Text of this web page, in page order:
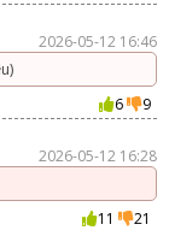
2026-05-12 16:46
6
9
2026-05-12 16:28
11
21